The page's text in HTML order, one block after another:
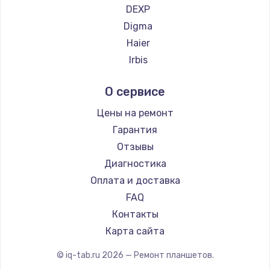
Заказать
Замена электроконфорки
1300 руб.
Техобслуживание
Заказать
Установка / подключение / демонтаж
1300 руб.
Заказать
1400 руб.
DEXP
Digma
Haier
Irbis
Microsoft
BlackView
Amazon
Aquarius
Philips
Dell
HP
Getac
ZTE
О сервисе
Цены на ремонт
Гарантия
Отзывы
Диагностика
Оплата и доставка
FAQ
Контакты
Карта сайта
© iq-tab.ru 2026 — Ремонт планшетов.